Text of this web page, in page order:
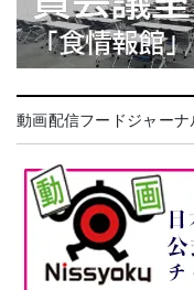
動画配信フードジャーナ